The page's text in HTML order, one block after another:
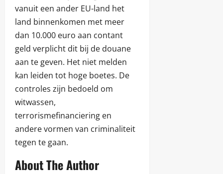
vanuit een ander EU-land het
land binnenkomen met meer
dan 10.000 euro aan contant
geld verplicht dit bij de douane
aan te geven. Het niet melden
kan leiden tot hoge boetes. De
controles zijn bedoeld om
witwassen,
terrorismefinanciering en
andere vormen van criminaliteit
tegen te gaan.
About The Author